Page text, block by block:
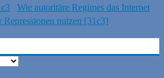
Wie autoritäre Regimes das Internet
nutzen [31c3]